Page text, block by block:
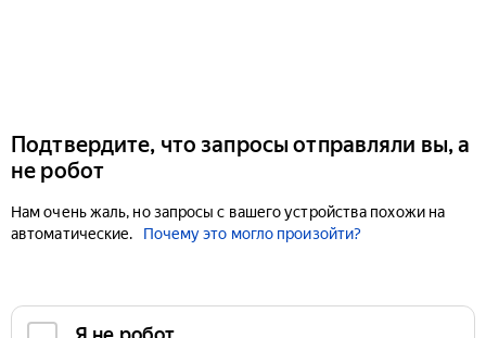
Подтвердите, что запросы отправляли вы, а
не робот
Нам очень жаль, но запросы с вашего устройства похожи на
автоматические.
Почему это могло произойти?